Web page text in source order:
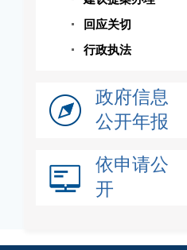
回应关切
行政执法
政府信息
公开年报
依申请公
开